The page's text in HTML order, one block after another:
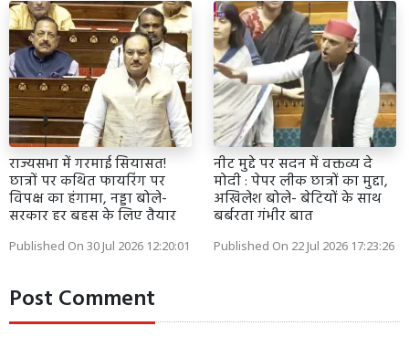
राज्यसभा में गरमाई सियासत!
छात्रों पर कथित फायरिंग पर
विपक्ष का हंगामा, नड्डा बोले-
सरकार हर बहस के लिए तैयार
Published On 30 Jul 2026 12:20:01
नीट मुद्दे पर सदन में वक्तव्य दे
मोदी : पेपर लीक छात्रों का मुद्दा,
अखिलेश बोले- बेटियों के साथ
बर्बरता गंभीर बात
Published On 22 Jul 2026 17:23:26
Post Comment